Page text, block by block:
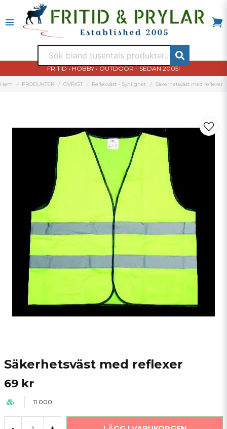
FRITID • HOBBY • OUTDOOR - SEDAN 2005!
Hem PRODUKTER ÖVRIGT Reflexväst - Synlighet Säkerhetsväst med reflexer
Säkerhetsväst med reflexer
69 kr
11 000